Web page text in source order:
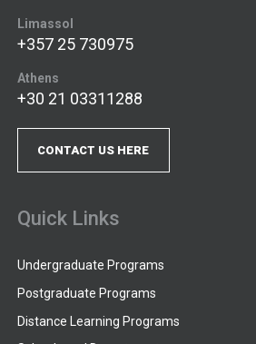
Limassol
+357 25 730975
Athens
+30 21 03311288
CONTACT US HERE
Quick Links
Undergraduate Programs
Postgraduate Programs
Distance Learning Programs